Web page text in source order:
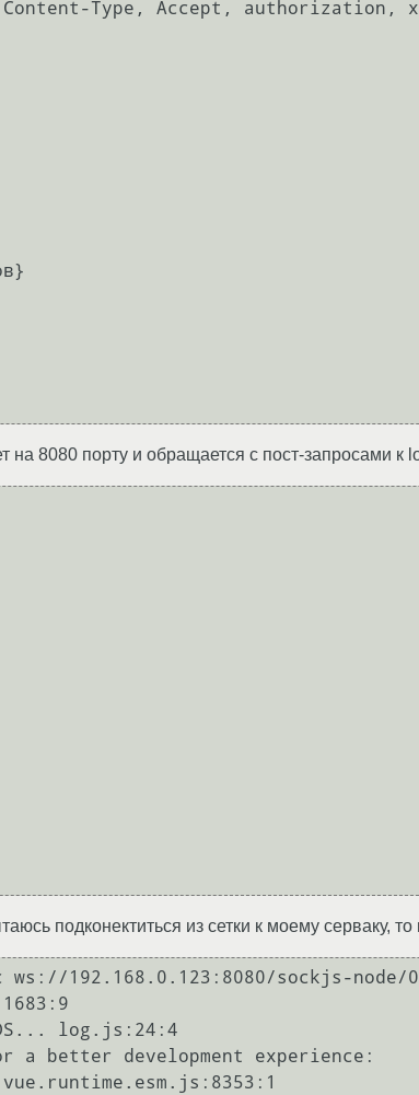
на 8080 порту и обращается с пост-запросами к
подконектиться из сетки к моему серваку,
ws://192.168.0.123:8080/sockjs-node/
log.js:24:4
a better development experience: